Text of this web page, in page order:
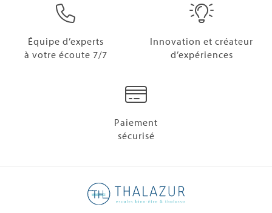
Équipe d’experts
à votre écoute 7/7
Innovation et créateur
d’expériences
Paiement
sécurisé